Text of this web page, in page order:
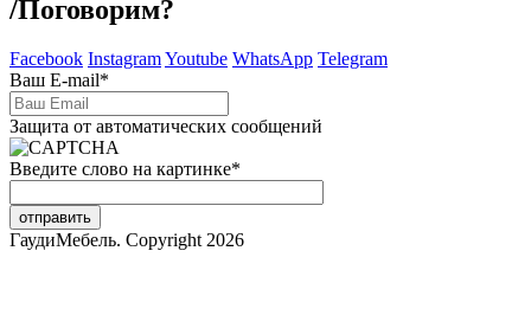
/Поговорим?
Facebook InstagramYoutube WhatsApp Telegram
Ваш E-mail*
Защита от автоматических сообщений
Введите слово на картинке*
ГаудиМебель. Copyright 2026